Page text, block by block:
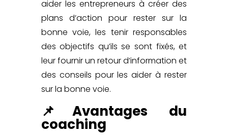
aider les entrepreneurs à créer des
plans d’action pour rester sur la
bonne voie, les tenir responsables
des objectifs qu’ils se sont fixés, et
leur fournir un retour d’information et
des conseils pour les aider à rester
sur la bonne voie.
📌Avantages du
coaching